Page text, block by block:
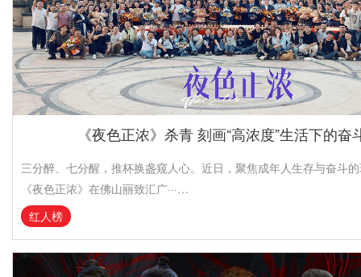
《夜色正浓》杀青 刻画“高浓度”生活下的奋
三分醉、七分醒，推杯换盏窥人心。近日，聚焦成年人生存与奋斗
《夜色正浓》在佛山丽致汇广···…
红人榜